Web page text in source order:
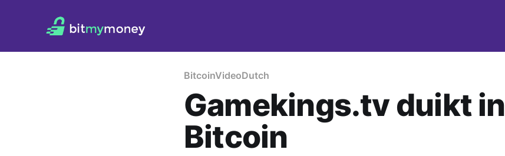
BitcoinVideoDutch
Gamekings.tv duikt in
Bitcoin